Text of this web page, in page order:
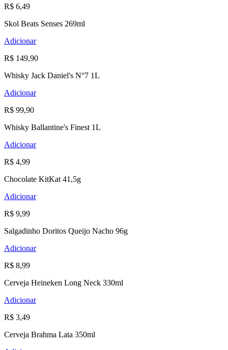
R$ 6,49
Skol Beats Senses 269ml
Adicionar
R$ 149,90
Whisky Jack Daniel's N°7 1L
Adicionar
R$ 99,90
Whisky Ballantine's Finest 1L
Adicionar
R$ 4,99
Chocolate KitKat 41,5g
Adicionar
R$ 9,99
Salgadinho Doritos Queijo Nacho 96g
Adicionar
R$ 8,99
Cerveja Heineken Long Neck 330ml
Adicionar
R$ 3,49
Cerveja Brahma Lata 350ml